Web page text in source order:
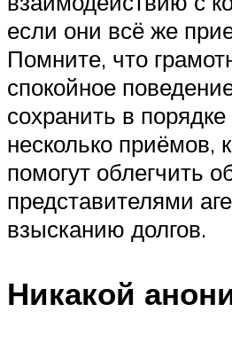
если они всё же
Помните, что
спокойное
сохранить в
несколько приёмов,
помогут облегчить
представителями
взысканию долгов.
Никакой